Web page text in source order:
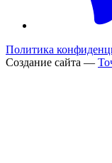
Политика
Создание сайта —